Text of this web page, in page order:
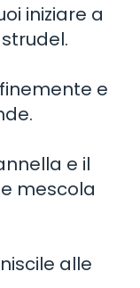
iniziare a
e
e il
mescola
alle